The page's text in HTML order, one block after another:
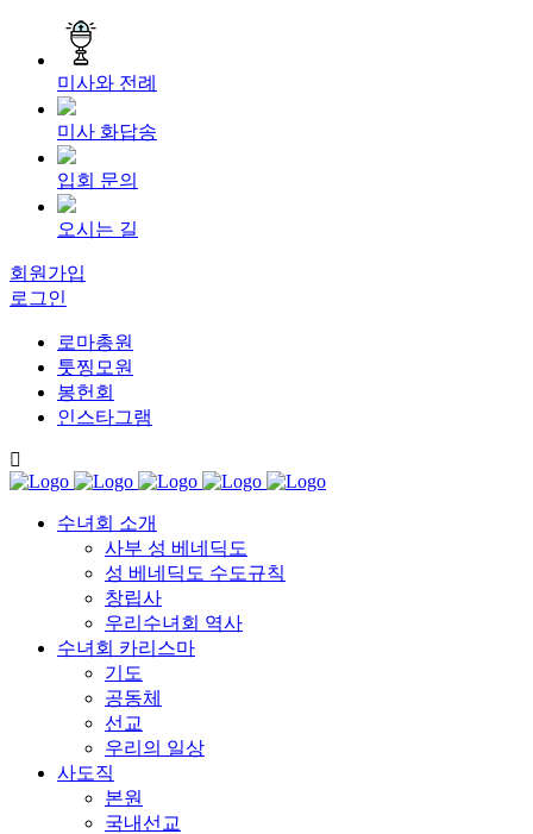
미사와 전례
미사 화답송
입회 문의
오시는 길
회원가입
로그인
로마총원
툿찡모원
봉헌회
인스타그램
수녀회 소개
사부 성 베네딕도
성 베네딕도 수도규칙
창립사
우리수녀회 역사
수녀회 카리스마
기도
공동체
선교
우리의 일상
사도직
본원
국내선교